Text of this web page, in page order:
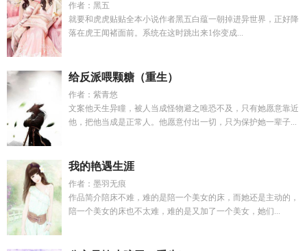
作者：黑五
就要和虎虎贴贴全本小说作者黑五白蕴一朝掉进异世界，正好降
落在虎王闻褚面前。系统在这时跳出来1你变成...
给反派喂颗糖（重生）
作者：紫青悠
文案他天生异瞳，被人当成怪物避之唯恐不及，只有她愿意靠近
他，把他当成是正常人。他愿意付出一切，只为保护她一辈子...
我的艳遇生涯
作者：墨羽无痕
作品简介陪床不难，难的是陪一个美女的床，而她还是主动的，
陪一个美女的床也不太难，难的是又加了一个美女，她们...